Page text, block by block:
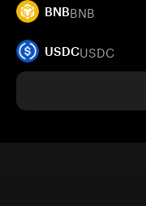
BNBBNB
USDCUSDC